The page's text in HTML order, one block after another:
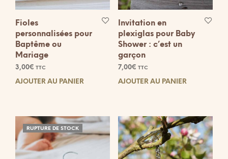
Fioles
personnalisées pour
Baptême ou
Mariage
3,00€ TTC
AJOUTER AU PANIER
Invitation en
plexiglas pour Baby
Shower : c’est un
garçon
7,00€ TTC
AJOUTER AU PANIER
RUPTURE DE STOCK